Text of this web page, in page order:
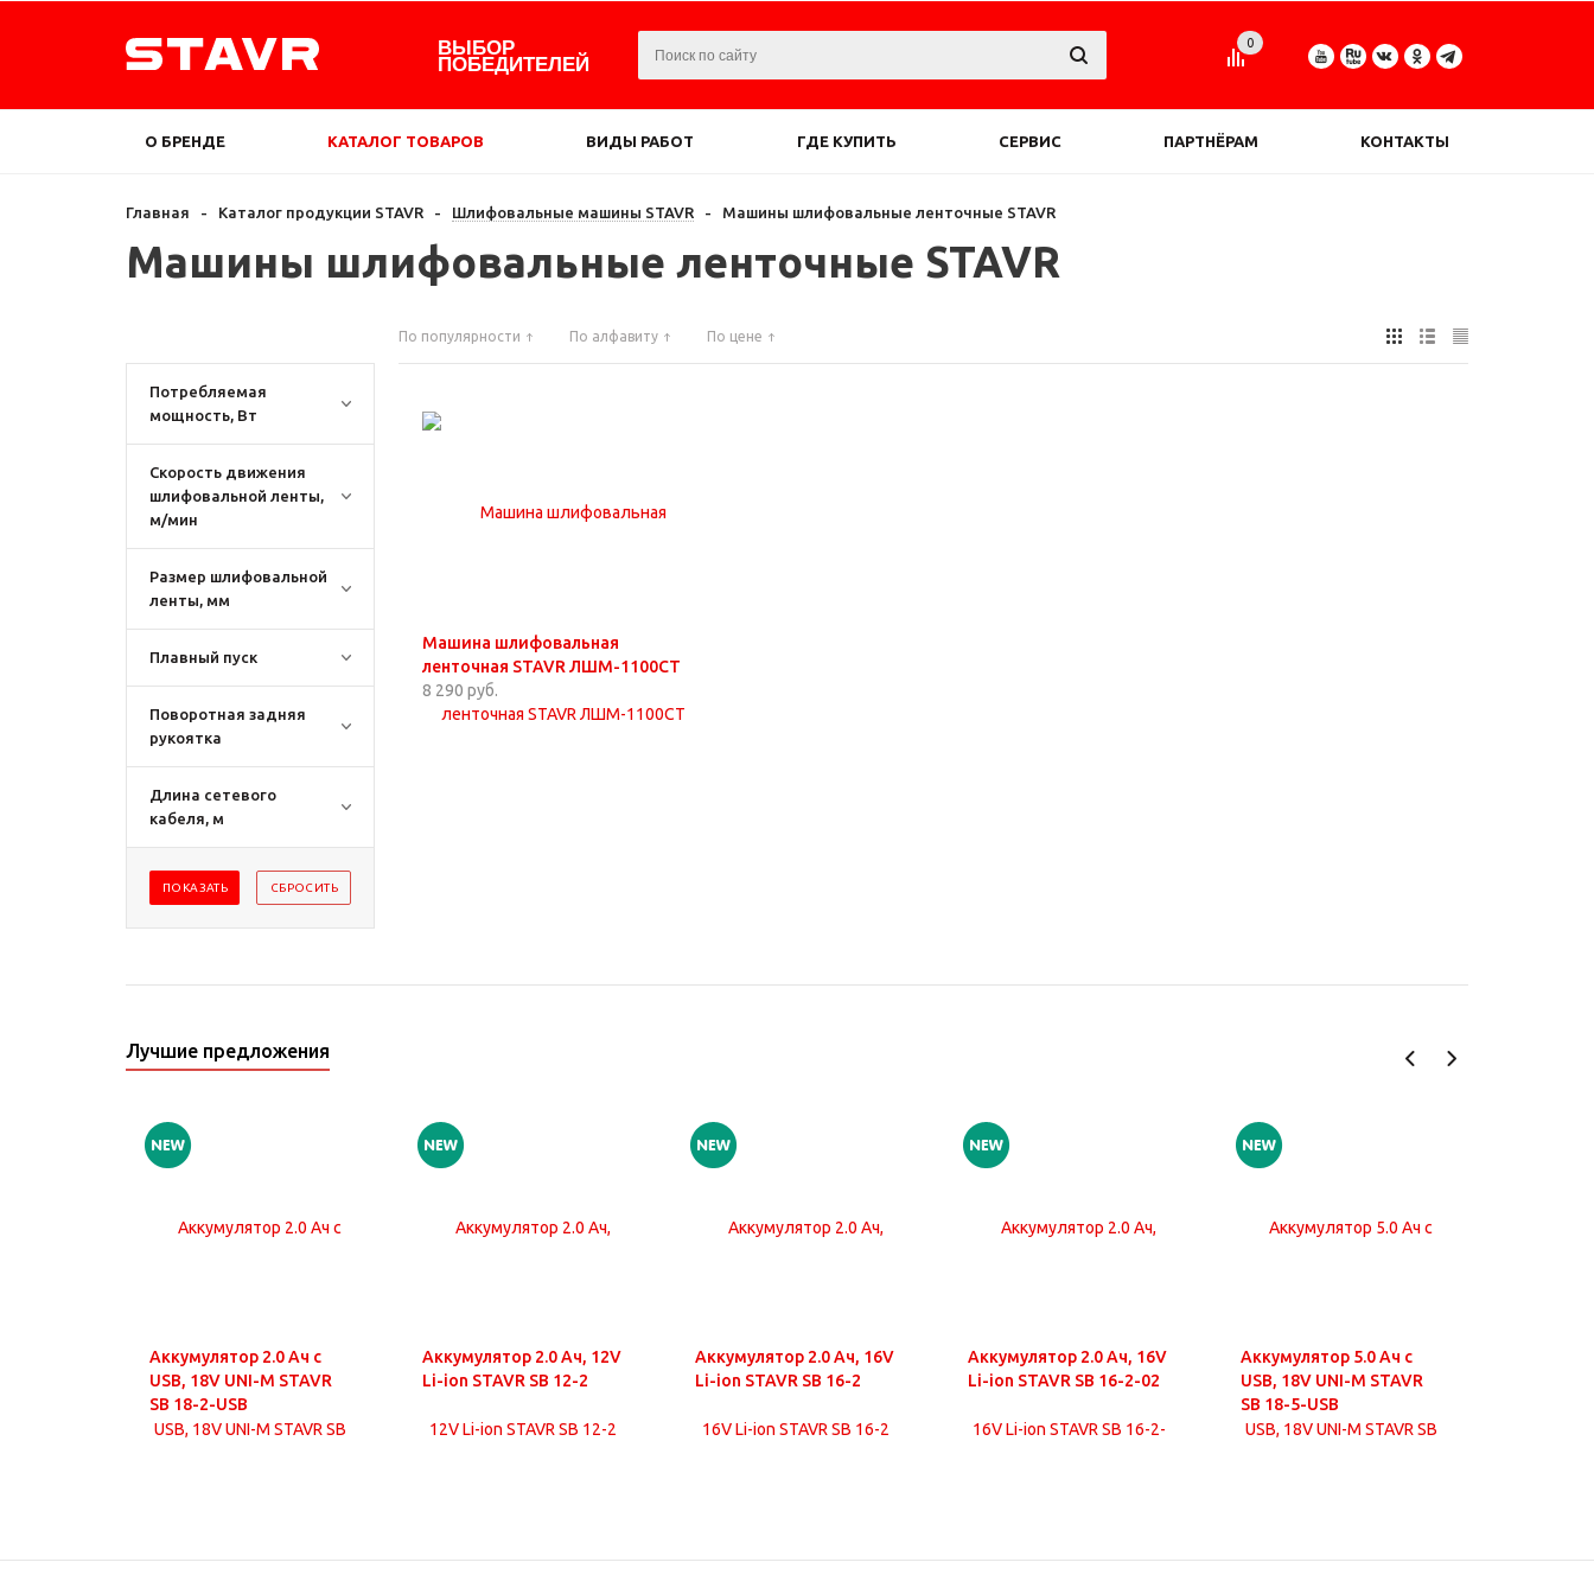
ВЫБОР
ПОБЕДИТЕЛЕЙ
0
О БРЕНДЕ КАТАЛОГ ТОВАРОВ ВИДЫ РАБОТ ГДЕ КУПИТЬ СЕРВИС ПАРТНЁРАМ КОНТАКТЫ
Главная - Каталог продукции STAVR - Шлифовальные машины STAVR - Машины шлифовальные ленточные STAVR
Машины шлифовальные ленточные STAVR
Потребляемая
мощность, Вт
Скорость движения
шлифовальной ленты,
м/мин
Размер шлифовальной
ленты, мм
Плавный пуск
Поворотная задняя
рукоятка
Длина сетевого
кабеля, м
По популярности По алфавиту По цене
Машина шлифовальная
ленточная STAVR ЛШМ-1100СТ
8 290 руб.
Лучшие предложения
Аккумулятор 2.0 Ач с
USB, 18V UNI-M STAVR
SB 18-2-USB
Аккумулятор 2.0 Ач, 12V
Li-ion STAVR SB 12-2
Аккумулятор 2.0 Ач, 16V
Li-ion STAVR SB 16-2
Аккумулятор 2.0 Ач, 16V
Li-ion STAVR SB 16-2-02
Аккумулятор 5.0 Ач с
USB, 18V UNI-M STAVR
SB 18-5-USB